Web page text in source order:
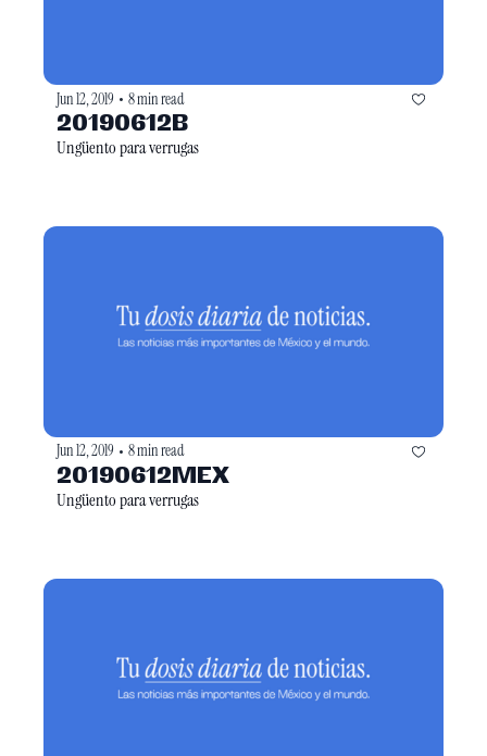
Jun 12, 2019 • 8 min read
20190612B
Ungüento para verrugas
Jun 12, 2019 • 8 min read
20190612MEX
Ungüento para verrugas